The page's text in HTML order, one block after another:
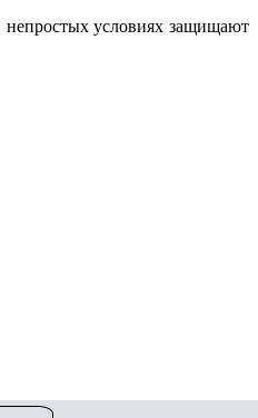
условиях защищают